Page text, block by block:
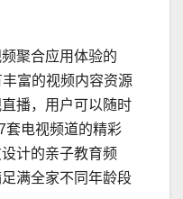
聚合应用体验的
富的视频内容资源
播，用户可以随时
套电视频道的精彩
计的亲子教育频
满全家不同年龄段